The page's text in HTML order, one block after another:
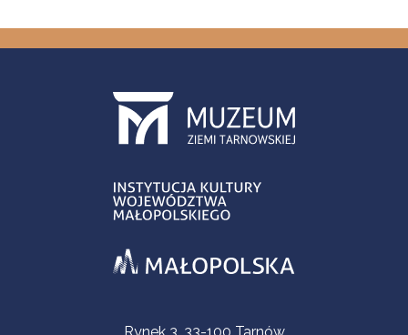
Informacje kontaktowe